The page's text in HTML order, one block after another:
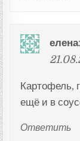
елена:
Картофель,
ещё и в
Ответить